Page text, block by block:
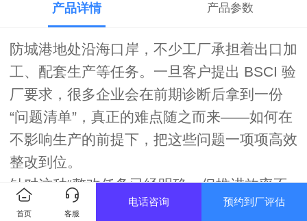
产品详情 产品参数
防城港地处沿海口岸，不少工厂承担着出口加
工、配套生产等任务。一旦客户提出 BSCI 验
厂要求，很多企业会在前期诊断后拿到一份
“问题清单”，真正的难点随之而来——如何在
不影响生产的前提下，把这些问题一项项高效
整改到位。
针对这种“整改任务已经明确，但推进效率不
高”的场景，我们提供以针对性整改为主线的
首页 客服
电话咨询 预约到厂评估